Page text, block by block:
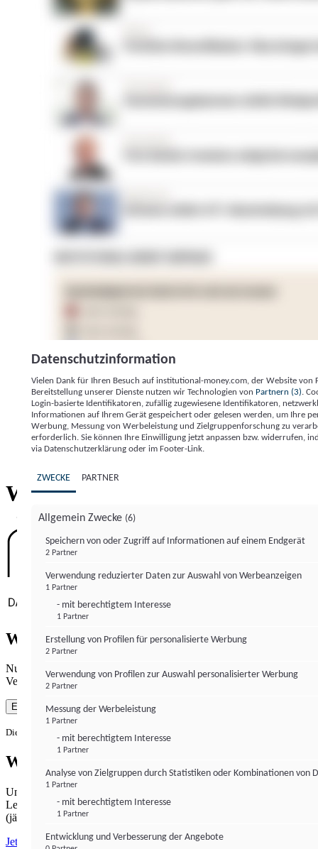
Institutional Money
ImpressumDatenschutzerklärung
Willkommen bei
Wie gewohnt mit Werbung lesen
Nutzen Sie institutional-money.com mit Ihrer Zustimmung zur
Verwendung von Cookies für Webanalyse und Werbemaßnahmen.
Einverstanden
Die Zustimmung ist jederzeit widerrufbar.
Werbefrei lesen
Unabhängiger Journalismus hat seinen Preis.
Lesen Sie institutional-money.com PUR für 33,99€ pro Monat
(jährliche Abrechnung).
Jetzt abonnieren
Datenschutzinformation
Vielen Dank für Ihren Besuch auf institutional-money.com, der Website von
Bereitstellung unserer Dienste nutzen wir Technologien von Partnern (3) .
Login-basierte Identifikatoren, zufällig zugewiesene Identifikatoren,
Informationen auf Ihrem Gerät gespeichert oder gelesen werden, um Ihre
Werbung, Messung von Werbeleistung und Zielgruppenforschung zu
erforderlich. Sie können Ihre Einwilligung jetzt anpassen bzw. widerrufen,
via Datenschutzerklärung oder im Footer-Link.
ZWECKE PARTNER
Allgemein Zwecke (6)
Speichern von oder Zugriff auf Informationen auf einem Endgerät
2 Partner
Verwendung reduzierter Daten zur Auswahl von Werbeanzeigen
1 Partner
- mit berechtigtem Interesse
1 Partner
Erstellung von Profilen für personalisierte Werbung
2 Partner
Verwendung von Profilen zur Auswahl personalisierter Werbung
2 Partner
Messung der Werbeleistung
1 Partner
- mit berechtigtem Interesse
1 Partner
Analyse von Zielgruppen durch Statistiken oder Kombinationen von
1 Partner
- mit berechtigtem Interesse
1 Partner
Entwicklung und Verbesserung der Angebote